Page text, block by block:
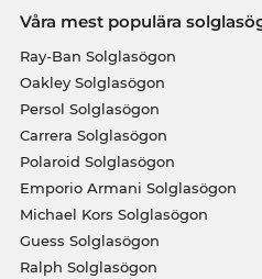
Våra mest populära
Ray-Ban Solglasögon
Oakley Solglasögon
Persol Solglasögon
Carrera Solglasögon
Polaroid Solglasögon
Emporio Armani Solglasögon
Michael Kors Solglasögon
Guess Solglasögon
Ralph Solglasögon